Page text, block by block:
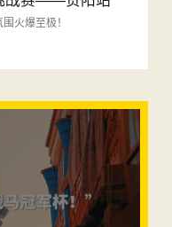
火爆至极！